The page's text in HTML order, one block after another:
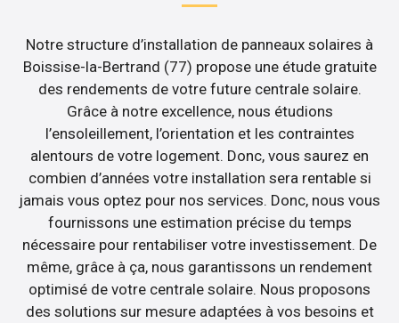
Notre structure d’installation de panneaux solaires à
Boissise-la-Bertrand (77) propose une étude gratuite
des rendements de votre future centrale solaire.
Grâce à notre excellence, nous étudions
l’ensoleillement, l’orientation et les contraintes
alentours de votre logement. Donc, vous saurez en
combien d’années votre installation sera rentable si
jamais vous optez pour nos services. Donc, nous vous
fournissons une estimation précise du temps
nécessaire pour rentabiliser votre investissement. De
même, grâce à ça, nous garantissons un rendement
optimisé de votre centrale solaire. Nous proposons
des solutions sur mesure adaptées à vos besoins et